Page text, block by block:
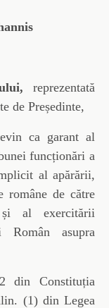
reprezentată
de Președinte,
ca garant al
funcționări a
al apărării,
de către
al exercitării
Român asupra
din Constituția
(1) din Legea